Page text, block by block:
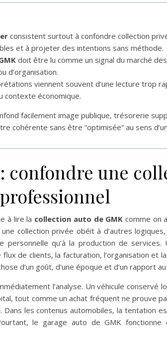
consistent surtout à confondre collection
et à projeter des intentions sans méthode.
doit être lu comme un signal du marché
d’organisation.
viennent souvent d’une lecture trop
contexte économique.
facilement image publique, trésorerie
cohérente sans être “optimisée” au sens
confondre une
à lire la collection auto de GMK comme on
collection privée obéit à d’autres
personnelle qu’à la production de
flux de clients, la facturation, l’organisation et
d’un goût, d’une époque et d’un rapport
l’analyse. Un véhicule conservé
tout comme un achat fréquent ne prouve
. Dans les contenus automobiles, la tentation
le garage auto de GMK fonctionne